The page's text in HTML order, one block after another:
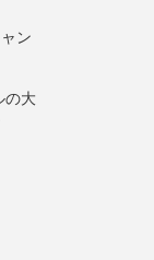
ン
の大